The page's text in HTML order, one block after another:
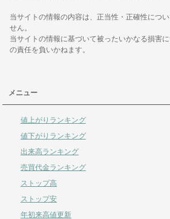
当サイトの情報の内容は、正当性・正確性につ
せん。
当サイトの情報に基づいて被ったいかなる損害
の責任を負いかねます。
メニュー
値上がりランキング
値下がりランキング
出来高ランキング
売買代金ランキング
ストップ高
ストップ安
年初来高値更新